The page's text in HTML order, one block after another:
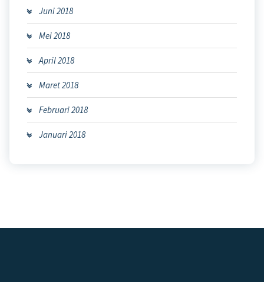
Juni 2018
Mei 2018
April 2018
Maret 2018
Februari 2018
Januari 2018